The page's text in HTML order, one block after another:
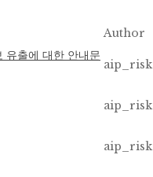
Author
유출에 대한 안내문
aip_risk
aip_risk
aip_risk